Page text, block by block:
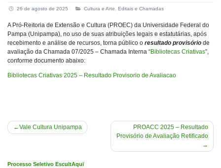
26 de agosto de 2025 Cultura e Arte, Editais e Chamadas
A Pró-Reitoria de Extensão e Cultura (PROEC) da Universidade Federal do
Pampa (Unipampa), no uso de suas atribuições legais e estatutárias, após
recebimento e análise de recursos, torna público o resultado provisório de
avaliação da Chamada 07/2025 – Chamada Interna “Bibliotecas Criativas”,
conforme documento abaixo:
Bibliotecas Criativas 2025 – Resultado Provisorio de Avaliacao
Navegação
Vale Cultura Unipampa
PROACC 2025 – Resultado
Provisório de Avaliação Retificado
Processo Seletivo EscultAqui